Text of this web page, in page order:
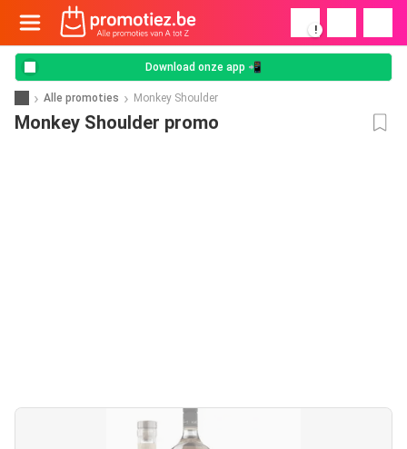
!
Download onze app 📲
Alle promoties Monkey Shoulder
Monkey Shoulder promo